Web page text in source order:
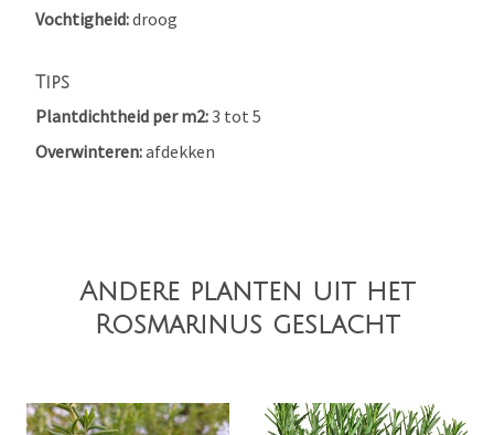
Vochtigheid droog
Tips
Plantdichtheid per m2 3 tot 5
Overwinteren afdekken
Andere planten uit het
Rosmarinus geslacht